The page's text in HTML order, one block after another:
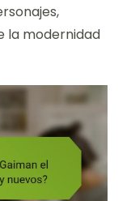
la modernidad